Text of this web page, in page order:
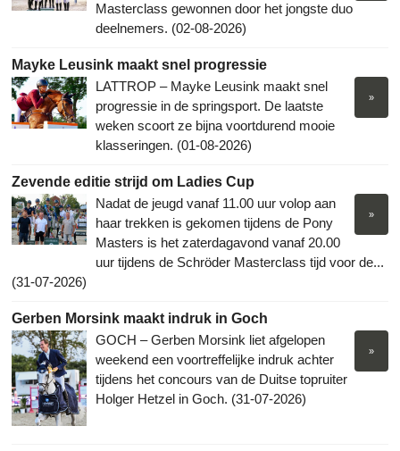
Masterclass gewonnen door het jongste duo
deelnemers. (02-08-2026)
Mayke Leusink maakt snel progressie
»
LATTROP – Mayke Leusink maakt snel
progressie in de springsport. De laatste
weken scoort ze bijna voortdurend mooie
klasseringen. (01-08-2026)
Zevende editie strijd om Ladies Cup
»
Nadat de jeugd vanaf 11.00 uur volop aan
haar trekken is gekomen tijdens de Pony
Masters is het zaterdagavond vanaf 20.00
uur tijdens de Schröder Masterclass tijd voor de...
(31-07-2026)
Gerben Morsink maakt indruk in Goch
»
GOCH – Gerben Morsink liet afgelopen
weekend een voortreffelijke indruk achter
tijdens het concours van de Duitse topruiter
Holger Hetzel in Goch. (31-07-2026)